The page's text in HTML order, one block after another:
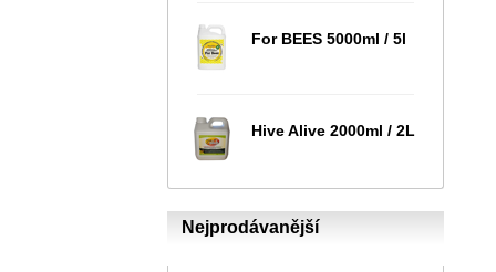
For BEES 5000ml / 5l
Hive Alive 2000ml / 2L
Nejprodávanější